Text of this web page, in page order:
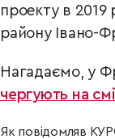
проекту в 2019
району Івано-
Нагадаємо, у
чергують на
Як повідомляв